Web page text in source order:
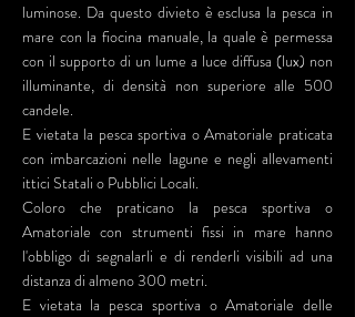
luminose. Da questo divieto è esclusa la pesca in
mare con la fiocina manuale, la quale è permessa
con il supporto di un lume a luce diffusa (lux) non
illuminante, di densità non superiore alle 500
candele.
E vietata la pesca sportiva o Amatoriale praticata
con imbarcazioni nelle lagune e negli allevamenti
ittici Statali o Pubblici Locali.
Coloro che praticano la pesca sportiva o
Amatoriale con strumenti fissi in mare hanno
l'obbligo di segnalarli e di renderli visibili ad una
distanza di almeno 300 metri.
E vietata la pesca sportiva o Amatoriale delle